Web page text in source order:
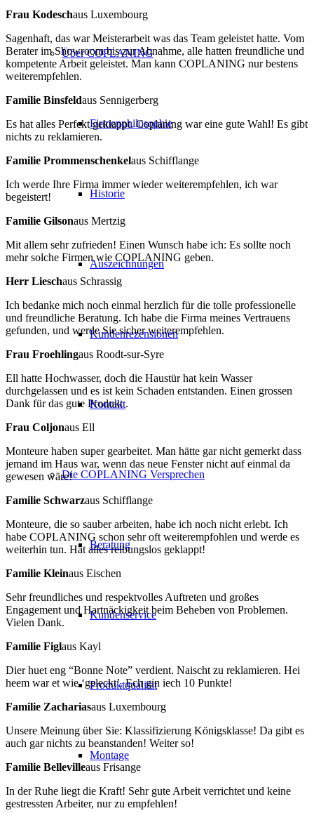
Über COPLANING
Firmenphilosophie
Historie
Auszeichnungen
Kundenrezensionen
Kontakt
Die COPLANING Versprechen
Beratung
Kundenservice
Produktqualität
Montage
Frau Kodeschaus Luxembourg
Sagenhaft, das war Meisterarbeit was das Team geleistet hatte. Vom
Berater im Showroom bis zur Abnahme, alle hatten freundliche und
kompetente Arbeit geleistet. Man kann COPLANING nur bestens
weiterempfehlen.
Familie Binsfeldaus Sennigerberg
Es hat alles Perfekt geklappt. Coplaning war eine gute Wahl! Es gibt
nichts zu reklamieren.
Familie Prommenschenkelaus Schifflange
Ich werde Ihre Firma immer wieder weiterempfehlen, ich war
begeistert!
Familie Gilsonaus Mertzig
Mit allem sehr zufrieden! Einen Wunsch habe ich: Es sollte noch
mehr solche Firmen wie COPLANING geben.
Herr Lieschaus Schrassig
Ich bedanke mich noch einmal herzlich für die tolle professionelle
und freundliche Beratung. Ich habe die Firma meines Vertrauens
gefunden, und werde Sie sicher weiterempfehlen.
Frau Froehlingaus Roodt-sur-Syre
Ell hatte Hochwasser, doch die Haustür hat kein Wasser
durchgelassen und es ist kein Schaden entstanden. Einen grossen
Dank für das gute Produkt .
Frau Coljonaus Ell
Monteure haben super gearbeitet. Man hätte gar nicht gemerkt dass
jemand im Haus war, wenn das neue Fenster nicht auf einmal da
gewesen wäre!
Familie Schwarzaus Schifflange
Monteure, die so sauber arbeiten, habe ich noch nicht erlebt. Ich
habe COPLANING schon sehr oft weiterempfohlen und werde es
weiterhin tun. Hat alles reibungslos geklappt!
Familie Kleinaus Eischen
Sehr freundliches und respektvolles Auftreten und großes
Engagement und Hartnäckigkeit beim Beheben von Problemen.
Vielen Dank.
Familie Figlaus Kayl
Dier huet eng “Bonne Note” verdient. Naischt zu reklamieren. Hei
heem war et wie ‘geleckt’. Ech gin iech 10 Punkte!
Familie Zachariasaus Luxembourg
Unsere Meinung über Sie: Klassifizierung Königsklasse! Da gibt es
auch gar nichts zu beanstanden! Weiter so!
Familie Bellevilleaus Frisange
In der Ruhe liegt die Kraft! Sehr gute Arbeit verrichtet und keine
gestressten Arbeiter, nur zu empfehlen!